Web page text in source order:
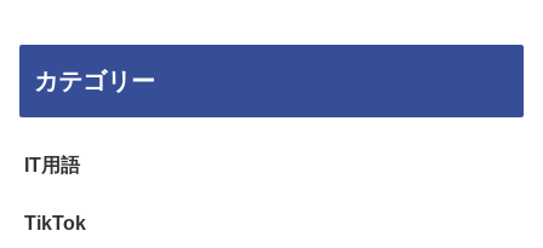
カテゴリー
IT用語
TikTok